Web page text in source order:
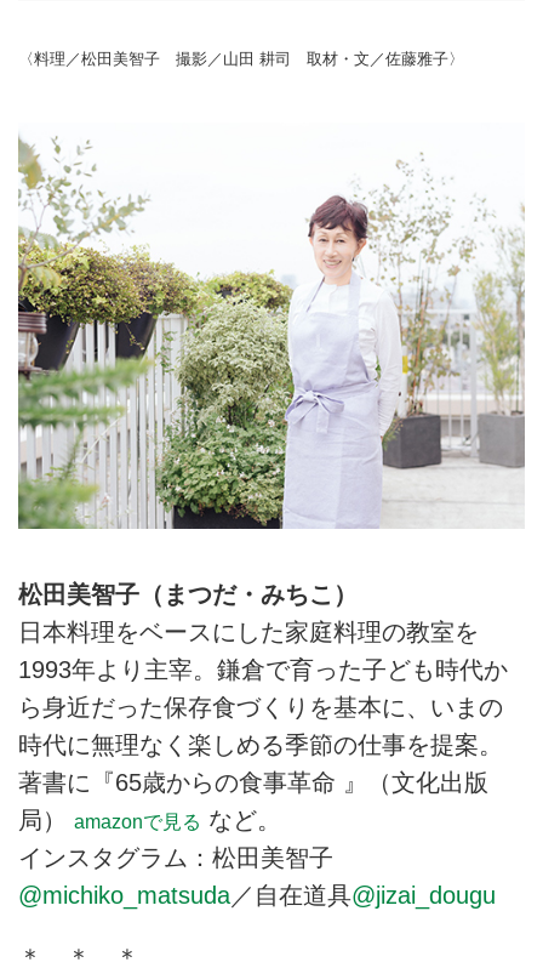
〈料理／松田美智子 撮影／山田 耕司 取材・文／佐藤雅子〉
松田美智子（まつだ・みちこ）
日本料理をベースにした家庭料理の教室を
1993年より主宰。鎌倉で育った子ども時代か
ら身近だった保存食づくりを基本に、いまの
時代に無理なく楽しめる季節の仕事を提案。
著書に『65歳からの食事革命 』（文化出版
局）
amazonで見る など。
インスタグラム：松田美智子
@michiko_matsuda／自在道具@jizai_dougu
＊ ＊ ＊